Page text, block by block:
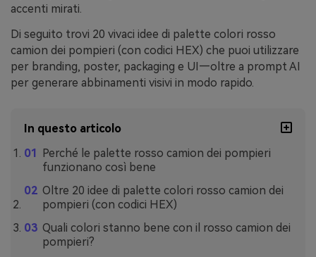
accenti mirati.
Di seguito trovi 20 vivaci idee di palette colori rosso
camion dei pompieri (con codici HEX) che puoi utilizzare
per branding, poster, packaging e UI—oltre a prompt AI
per generare abbinamenti visivi in modo rapido.
In questo articolo
Perché le palette rosso camion dei pompieri
funzionano così bene
Oltre 20 idee di palette colori rosso camion dei
pompieri (con codici HEX)
Quali colori stanno bene con il rosso camion dei
pompieri?